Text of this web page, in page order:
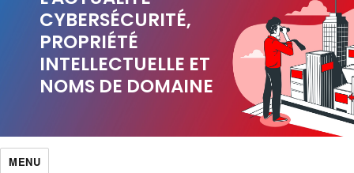
CYBERSÉCURITÉ,
PROPRIÉTÉ
INTELLECTUELLE ET
NOMS DE DOMAINE
MENU